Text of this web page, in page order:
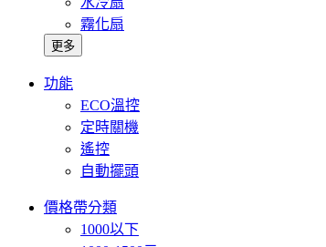
霧化扇
更多
功能
ECO溫控
定時關機
遙控
自動擺頭
價格帶分類
1000以下